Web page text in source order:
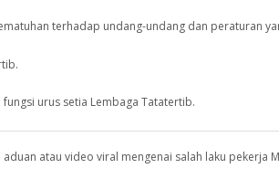
terhadap undang-undang dan peraturan
fungsi urus setia Lembaga Tatatertib.
aduan atau video viral mengenai salah laku pekerja